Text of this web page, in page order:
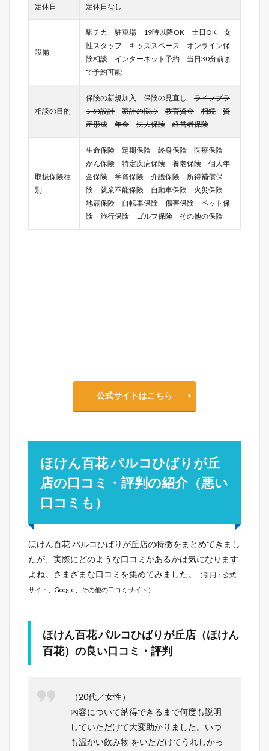
定休日 定休日なし
設備
駅チカ 駐車場 19時以降OK 土日OK 女
性スタッフ キッズスペース オンライン保
険相談 インターネット予約 当日30分前ま
で予約可能
相談の目的
保険の新規加入 保険の見直し ライフプラ
ンの設計
家計の悩み 教育資金 相続
資
産形成
年金 法人保険 経営者保険
取扱保険種
別
生命保険 定期保険 終身保険 医療保険
がん保険 特定疾病保険 養老保険 個人年
金保険 学資保険 介護保険 所得補償保
険 就業不能保険 自動車保険 火災保険
地震保険 自転車保険 傷害保険 ペット保
険 旅行保険 ゴルフ保険 その他の保険
公式サイトはこちら
ほけん百花 パルコひばりが丘
店の口コミ・評判の紹介（悪い
口コミも）
ほけん百花 パルコひばりが丘店の特徴をまとめてきまし
たが、実際にどのような口コミがあるかは気になります
よね。さまざまな口コミを集めてみました。
（引用：公式
サイト、Google、その他の口コミサイト）
ほけん百花 パルコひばりが丘店（ほけん
百花）の良い口コミ・評判
（20代／女性）
内容について納得できるまで何度も説明
していただけて大変助かりました。いつ
も温かい飲み物 をいただけてうれしかっ